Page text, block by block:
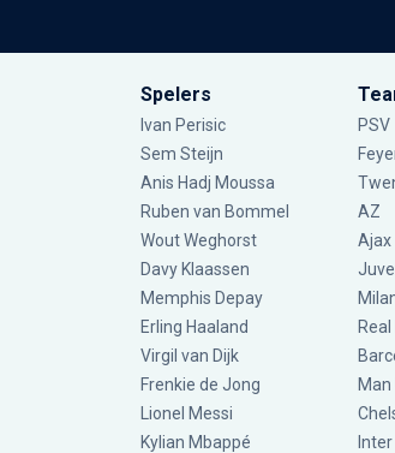
Spelers
Ivan Perisic
Sem Steijn
Anis Hadj Moussa
Ruben van Bommel
Wout Weghorst
Davy Klaassen
Memphis Depay
Erling Haaland
Virgil van Dijk
Frenkie de Jong
Lionel Messi
Kylian Mbappé
PSV
AZ
Ajax
Man
Inter